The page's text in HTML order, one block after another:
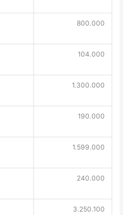
800.000
104.000
1.300.000
190.000
1.599.000
240.000
3.250.100